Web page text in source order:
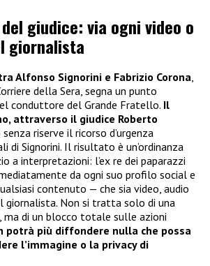
giudice: via ogni video o
giornalista
Alfonso Signorini e Fabrizio Corona,
della Sera, segna un punto
conduttore del Grande Fratello. Il
attraverso il giudice Roberto
riserve il ricorso d’urgenza
di Signorini. Il risultato è un’ordinanza
a interpretazioni: l’ex re dei paparazzi
da ogni suo profilo social e
contenuto — che sia video, audio
Non si tratta solo di una
ma di un blocco totale sulle azioni
potrà più diffondere nulla che possa
l’immagine o la privacy di